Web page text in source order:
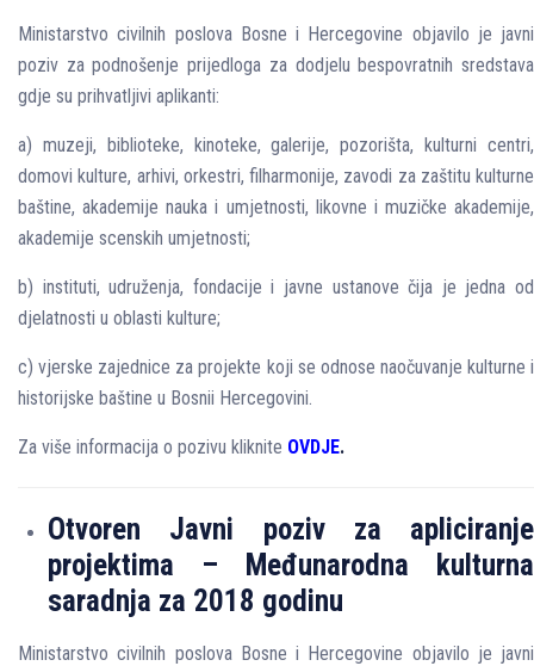
Ministarstvo civilnih poslova Bosne i Hercegovine objavilo je javni
poziv za podnošenje prijedloga za dodjelu bespovratnih sredstava
gdje su prihvatljivi aplikanti:
a) muzeji, biblioteke, kinoteke, galerije, pozorišta, kulturni centri,
domovi kulture, arhivi, orkestri, filharmonije, zavodi za zaštitu kulturne
baštine, akademije nauka i umjetnosti, likovne i muzičke akademije,
akademije scenskih umjetnosti;
b) instituti, udruženja, fondacije i javne ustanove čija je jedna od
djelatnosti u oblasti kulture;
c) vjerske zajednice za projekte koji se odnose naočuvanje kulturne i
historijske baštine u Bosnii Hercegovini.
Za više informacija o pozivu kliknite OVDJE.
Otvoren Javni poziv za apliciranje
projektima – Međunarodna kulturna
saradnja za 2018 godinu
Ministarstvo civilnih poslova Bosne i Hercegovine objavilo je javni